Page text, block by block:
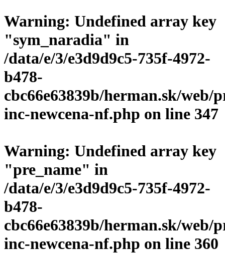
Warning: Undefined array key
"sym_naradia" in
/data/e/3/e3d9d9c5-735f-4972-
b478-
cbc66e63839b/herman.sk/web/
inc-newcena-nf.php on line 347
Warning: Undefined array key
"pre_name" in
/data/e/3/e3d9d9c5-735f-4972-
b478-
cbc66e63839b/herman.sk/web/
inc-newcena-nf.php on line 360